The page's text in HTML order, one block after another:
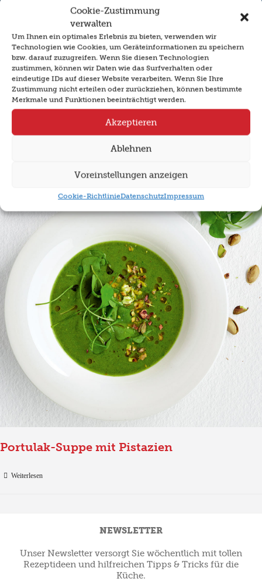
Cookie-Zustimmung
verwalten
Um Ihnen ein optimales Erlebnis zu bieten, verwenden wir
Technologien wie Cookies, um Geräteinformationen zu speichern
bzw. darauf zuzugreifen. Wenn Sie diesen Technologien
zustimmen, können wir Daten wie das Surfverhalten oder
eindeutige IDs auf dieser Website verarbeiten. Wenn Sie Ihre
Zustimmung nicht erteilen oder zurückziehen, können bestimmte
Merkmale und Funktionen beeinträchtigt werden.
Akzeptieren
Ablehnen
Voreinstellungen anzeigen
Cookie-RichtlinieDatenschutzImpressum
Grapefruit-Sirup
Portulak-Suppe mit Pistazien
Weiterlesen
NEWSLETTER
Unser Newsletter versorgt Sie wöchentlich mit tollen
Rezeptideen und hilfreichen Tipps & Tricks für die
Küche.